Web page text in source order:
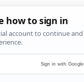
Sign in with Google